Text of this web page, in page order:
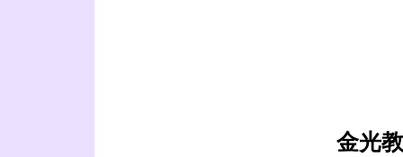
金光